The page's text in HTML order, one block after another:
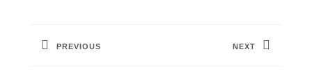
l’article
PREVIOUS NEXT